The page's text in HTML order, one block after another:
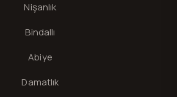
Nişanlık
Bindallı
Abiye
Damatlık